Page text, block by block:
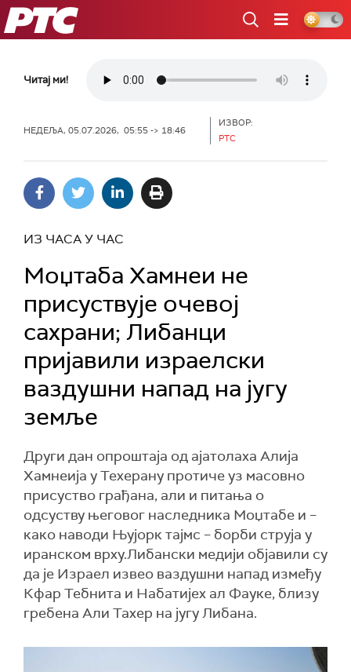
РТС
Читај ми!
НЕДЕЉА, 05.07.2026, 05:55 -> 18:46
ИЗВОР:
РТС
ИЗ ЧАСА У ЧАС
Моџтаба Хамнеи не
присуствује очевој
сахрани; Либанци
пријавили израелски
ваздушни напад на југу
земље
Други дан опроштаја од ајатолаха Алија
Хамнеија у Техерану протиче уз масовно
присуство грађана, али и питања о
одсуству његовог наследника Моџтабе и –
како наводи Њујорк тајмс – борби струја у
иранском врху.Либански медији објавили су
да је Израел извео ваздушни напад између
Кфар Тебнита и Набатијех ал Фауке, близу
гребена Али Тахер на југу Либана.